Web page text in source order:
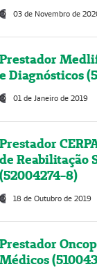
03 de Novembro de
Prestador
e Diagnósticos
01 de Janeiro de 2019
Prestador
de Reabilitação
(52004274-8)
18 de Outubro de 2019
Prestador
Médicos